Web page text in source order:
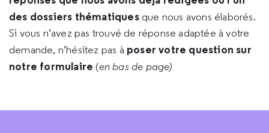
des dossiers thématiques que nous avons élaborés.
Si vous n’avez pas trouvé de réponse adaptée à votre
demande, n’hésitez pas à poser votre question sur
notre formulaire (en bas de page)